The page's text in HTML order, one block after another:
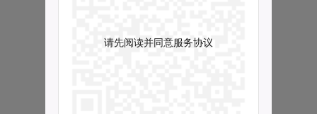
请先阅读并同意服务协议